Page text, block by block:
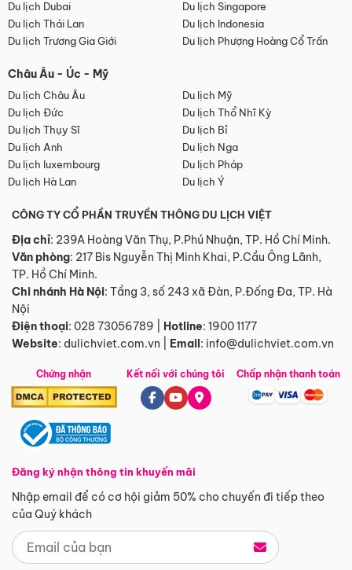
Du lịch Dubai
Du lịch Singapore
Du lịch Thái Lan
Du lịch Indonesia
Du lịch Trương Gia Giới
Du lịch Phượng Hoàng Cổ Trấn
Châu Âu - Úc - Mỹ
Du lịch Châu Âu
Du lịch Mỹ
Du lịch Đức
Du lịch Thổ Nhĩ Kỳ
Du lịch Thụy Sĩ
Du lịch Bỉ
Du lịch Anh
Du lịch Nga
Du lịch luxembourg
Du lịch Pháp
Du lịch Hà Lan
Du lịch Ý
CÔNG TY CỔ PHẦN TRUYỀN THÔNG DU LỊCH VIỆT
Địa chỉ: 239A Hoàng Văn Thụ, P.Phú Nhuận, TP. Hồ Chí Minh.
Văn phòng: 217 Bis Nguyễn Thị Minh Khai, P.Cầu Ông Lãnh,
TP. Hồ Chí Minh.
Chi nhánh Hà Nội: Tầng 3, số 243 xã Đàn, P.Đống Đa, TP. Hà
Nội
Điện thoại: 028 73056789 Hotline: 1900 1177
Website: dulichviet.com.vn Email: info@dulichviet.com.vn
Chứng nhận
Đăng ký nhận thông tin khuyến mãi
Nhập email để có cơ hội giảm 50% cho chuyến đi tiếp theo
của Quý khách
Kết nối với chúng tôi Chấp nhận thanh toán